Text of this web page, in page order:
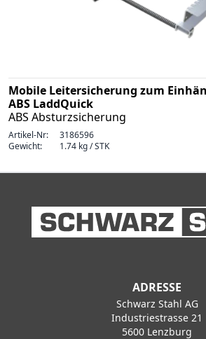
Mobile Leitersicherung zum
ABS LaddQuick
ABS Absturzsicherung
Artikel-Nr:
3186596
Gewicht:
1.74 kg / STK
ADRESSE
Schwarz Stahl AG
Industriestrasse 21
5600 Lenzburg